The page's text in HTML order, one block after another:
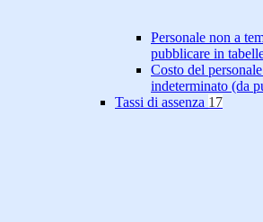
Personale non a
pubblicare in
Costo del
indeterminato (da
Tassi di assenza 17